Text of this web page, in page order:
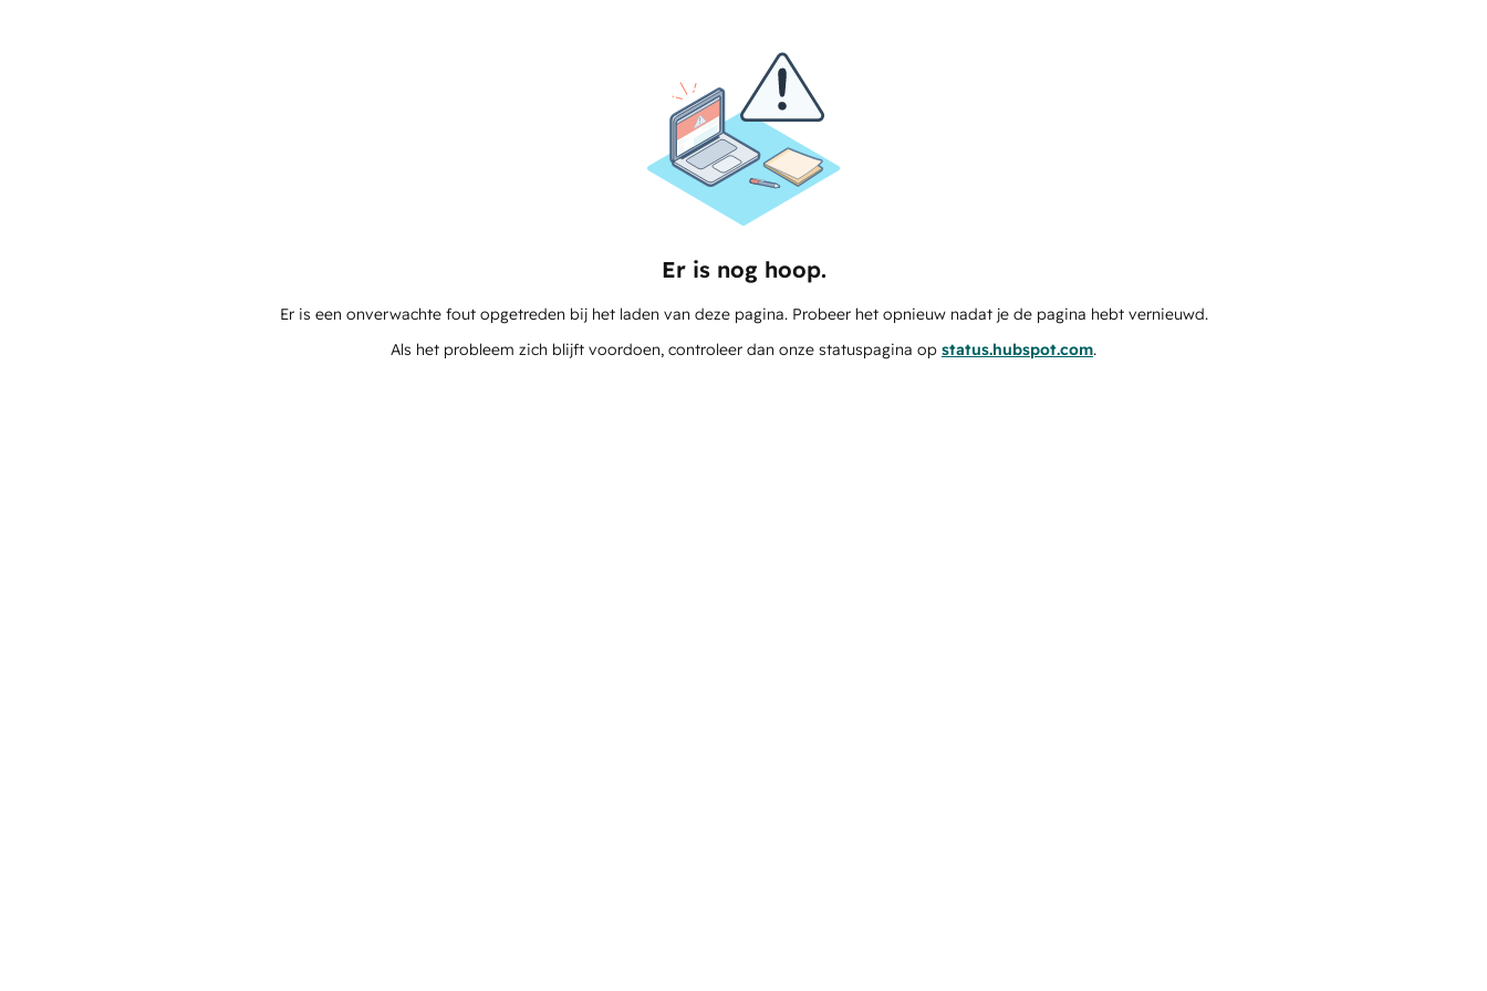
Er is nog hoop.
Er is een onverwachte fout opgetreden bij het laden van deze pagina. Probeer het opnieuw nadat je de pagina hebt vernieuwd.
Als het probleem zich blijft voordoen, controleer dan onze statuspagina op status.hubspot.com.